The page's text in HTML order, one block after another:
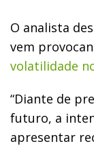
O analista
vem
volatilidade
“Diante de
futuro, a
apresentar